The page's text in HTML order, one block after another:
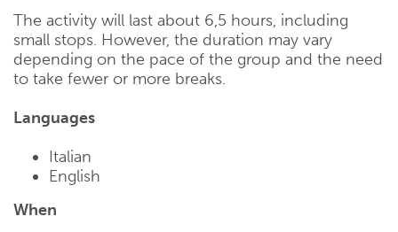
The activity will last about 6,5 hours, including
small stops. However, the duration may vary
depending on the pace of the group and the need
to take fewer or more breaks.
Languages
Italian
English
When